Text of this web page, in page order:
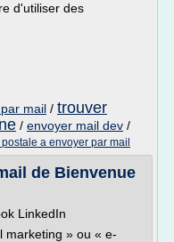
d'utiliser des
mail / trouver
/ envoyer mail dev /
a envoyer par mail
de Bienvenue
LinkedIn
marketing » ou « e-